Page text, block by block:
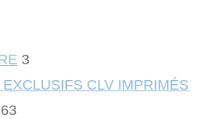
3
CLV IMPRIMÉS
63